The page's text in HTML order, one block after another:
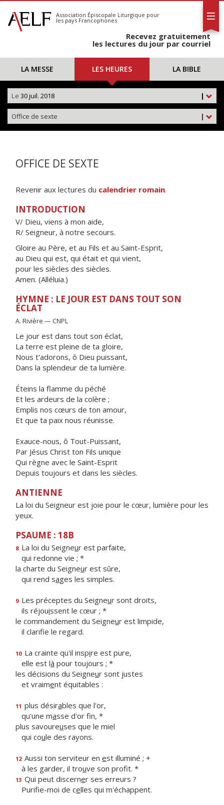
S'abonner
Calendrier
Association Épiscopale Liturgique pour
les pays Francophones
Recevez gratuitement
les lectures du jour par courriel
LA MESSE LES HEURES LA BIBLE
|
Le 30 juil. 2018
|
Office de sexte
OFFICE DE SEXTE
Revenir aux lectures du calendrier romain.
INTRODUCTION
V/ Dieu, viens à mon aide,
R/ Seigneur, à notre secours.
Gloire au Père, et au Fils et au Saint-Esprit,
au Dieu qui est, qui était et qui vient,
pour les siècles des siècles.
Amen. (Alléluia.)
HYMNE : LE JOUR EST DANS TOUT SON
ÉCLAT
A. Rivière — CNPL
Le jour est dans tout son éclat,
La terre est pleine de ta gloire,
Nous t'adorons, ô Dieu puissant,
Dans la splendeur de ta lumière.
Éteins la flamme du péché
Et les ardeurs de la colère ;
Emplis nos cœurs de ton amour,
Et que ta paix nous réunisse.
Exauce-nous, ô Tout-Puissant,
Par Jésus Christ ton Fils unique
Qui règne avec le Saint-Esprit
Depuis toujours et dans les siècles.
ANTIENNE
La loi du Seigneur est joie pour le cœur, lumière pour les
yeux.
PSAUME : 18B
8 La loi du Seigneur est parfaite,
qui redonne vie ; *
la charte du Seigneur est sûre,
qui rend sages les simples.
9 Les préceptes du Seigneur sont droits,
ils réjouissent le cœur ; *
le commandement du Seigneur est limpide,
il clarife le regard.
10 La crainte qu'il inspire est pure,
elle est là pour toujours ; *
les décisions du Seigneur sont justes
et vraiment équitables :
11 plus désirables que l'or,
qu'une masse d'or fin, *
plus savoureuses que le miel
qui coule des rayons.
12 Aussi ton serviteur en est illuminé ; +
à les garder, il trouve son profit. *
13 Qui peut discerner ses erreurs ?
Purifie-moi de celles qui m'échappent.